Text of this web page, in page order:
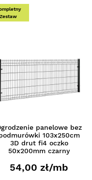
Zestaw
panelowe bez
103x250cm
3D drut fi4 oczko
50x200mm czarny
54,00 zł/mb